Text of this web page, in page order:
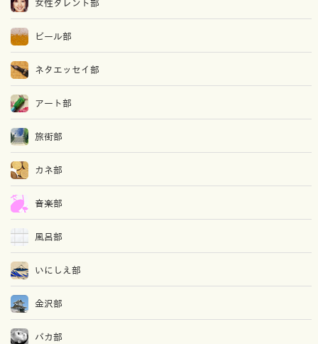
女性タレント部
ビール部
ネタエッセイ部
アート部
旅街部
カネ部
音楽部
風呂部
いにしえ部
金沢部
バカ部